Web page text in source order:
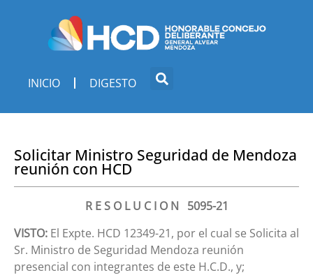
INICIO DIGESTO
Solicitar Ministro Seguridad de Mendoza
reunión con HCD
R E S O L U C I O N 5095-21
VISTO: El Expte. HCD 12349-21, por el cual se Solicita al
Sr. Ministro de Seguridad Mendoza reunión
presencial con integrantes de este H.C.D., y;